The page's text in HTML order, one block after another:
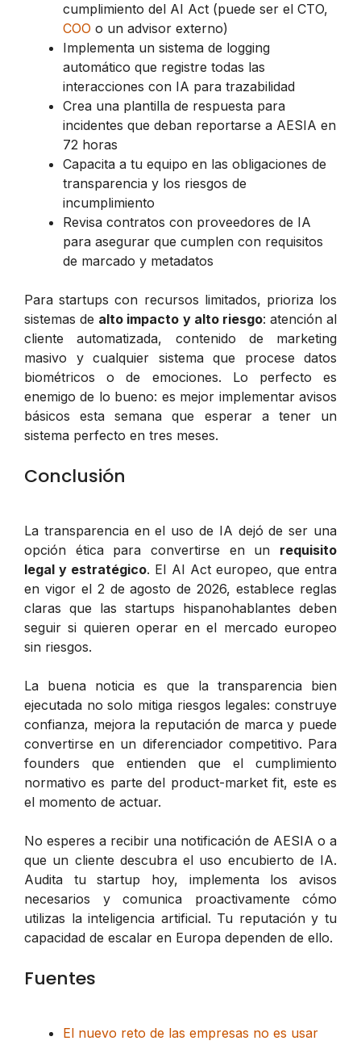
cumplimiento del AI Act (puede ser el CTO,
COO o un advisor externo)
Implementa un sistema de logging
automático que registre todas las
interacciones con IA para trazabilidad
Crea una plantilla de respuesta para
incidentes que deban reportarse a AESIA en
72 horas
Capacita a tu equipo en las obligaciones de
transparencia y los riesgos de
incumplimiento
Revisa contratos con proveedores de IA
para asegurar que cumplen con requisitos
de marcado y metadatos
Para startups con recursos limitados, prioriza los
sistemas de alto impacto y alto riesgo: atención al
cliente automatizada, contenido de marketing
masivo y cualquier sistema que procese datos
biométricos o de emociones. Lo perfecto es
enemigo de lo bueno: es mejor implementar avisos
básicos esta semana que esperar a tener un
sistema perfecto en tres meses.
Conclusión
La transparencia en el uso de IA dejó de ser una
opción ética para convertirse en un requisito
legal y estratégico. El AI Act europeo, que entra
en vigor el 2 de agosto de 2026, establece reglas
claras que las startups hispanohablantes deben
seguir si quieren operar en el mercado europeo
sin riesgos.
La buena noticia es que la transparencia bien
ejecutada no solo mitiga riesgos legales: construye
confianza, mejora la reputación de marca y puede
convertirse en un diferenciador competitivo. Para
founders que entienden que el cumplimiento
normativo es parte del product-market fit, este es
el momento de actuar.
No esperes a recibir una notificación de AESIA o a
que un cliente descubra el uso encubierto de IA.
Audita tu startup hoy, implementa los avisos
necesarios y comunica proactivamente cómo
utilizas la inteligencia artificial. Tu reputación y tu
capacidad de escalar en Europa dependen de ello.
Fuentes
El nuevo reto de las empresas no es usar